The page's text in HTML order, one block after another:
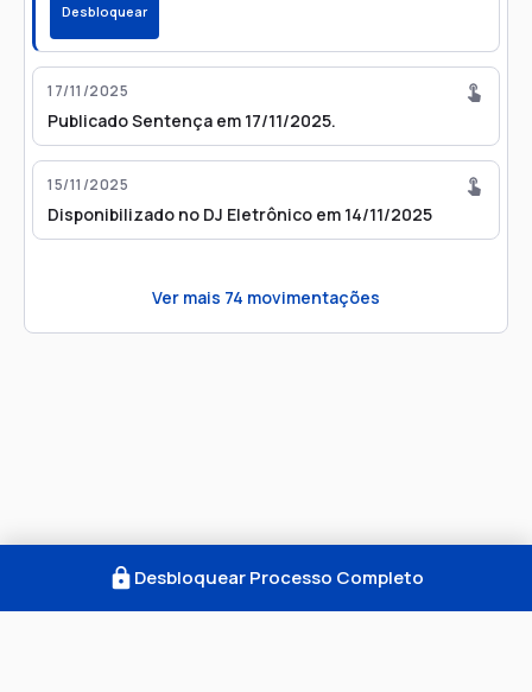
Desbloquear
17/11/2025
Publicado Sentença em 17/11/2025.
15/11/2025
Disponibilizado no DJ Eletrônico em 14/11/2025
Ver mais 74 movimentações
Desbloquear Processo Completo